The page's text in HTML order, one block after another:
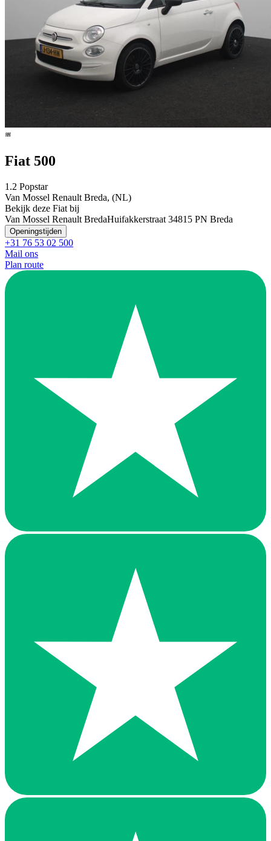
Fiat 500
1.2 Popstar
Van Mossel Renault Breda, (NL)
Bekijk deze Fiat bij
Van Mossel Renault BredaHuifakkerstraat 34815 PN Breda
Openingstijden
+31 76 53 02 500
Mail ons
Plan route